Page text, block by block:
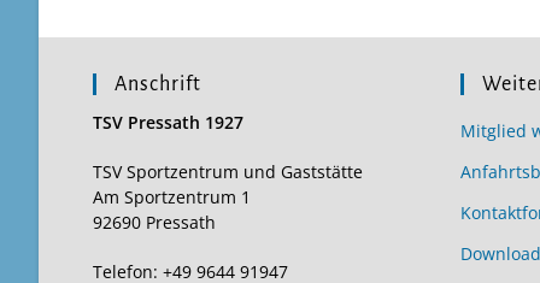
Anschrift
TSV Pressath 1927
TSV Sportzentrum und Gaststätte
Am Sportzentrum 1
92690 Pressath
Telefon: +49 9644 91947
Mitglied